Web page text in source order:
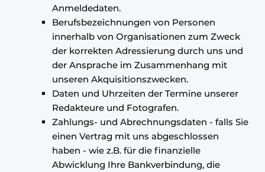
Anmeldedaten.
Berufsbezeichnungen von Personen
innerhalb von Organisationen zum Zweck
der korrekten Adressierung durch uns und
der Ansprache im Zusammenhang mit
unseren Akquisitionszwecken.
Daten und Uhrzeiten der Termine unserer
Redakteure und Fotografen.
Zahlungs- und Abrechnungsdaten - falls Sie
einen Vertrag mit uns abgeschlossen
haben - wie z.B. für die finanzielle
Abwicklung Ihre Bankverbindung, die